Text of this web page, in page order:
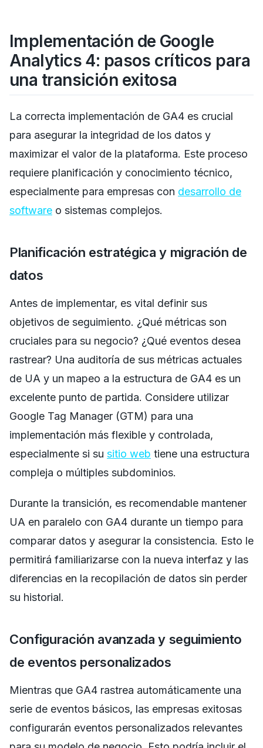
Implementación de Google
Analytics 4: pasos críticos para
una transición exitosa
La correcta implementación de GA4 es crucial
para asegurar la integridad de los datos y
maximizar el valor de la plataforma. Este proceso
requiere planificación y conocimiento técnico,
especialmente para empresas con desarrollo de
software o sistemas complejos.
Planificación estratégica y migración de
datos
Antes de implementar, es vital definir sus
objetivos de seguimiento. ¿Qué métricas son
cruciales para su negocio? ¿Qué eventos desea
rastrear? Una auditoría de sus métricas actuales
de UA y un mapeo a la estructura de GA4 es un
excelente punto de partida. Considere utilizar
Google Tag Manager (GTM) para una
implementación más flexible y controlada,
especialmente si su sitio web tiene una estructura
compleja o múltiples subdominios.
Durante la transición, es recomendable mantener
UA en paralelo con GA4 durante un tiempo para
comparar datos y asegurar la consistencia. Esto le
permitirá familiarizarse con la nueva interfaz y las
diferencias en la recopilación de datos sin perder
su historial.
Configuración avanzada y seguimiento
de eventos personalizados
Mientras que GA4 rastrea automáticamente una
serie de eventos básicos, las empresas exitosas
configurarán eventos personalizados relevantes